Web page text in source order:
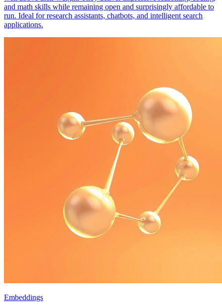
and math skills while remaining open and surprisingly affordable to
run. Ideal for research assistants, chatbots, and intelligent search
applications.
Embeddings